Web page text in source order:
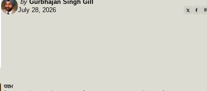
by
by Gurbhajan Singh Gill
July 28, 2026
ਧਰਮ